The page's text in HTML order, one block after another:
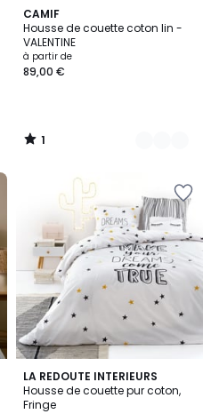
CAMIF
Housse de couette coton lin -
VALENTINE
à partir de
89,00 €
1
/
5
14
Couleurs
1
/
LA REDOUTE INTERIEURS
Housse de couette pur coton,
Fringe
4,3
/ 5